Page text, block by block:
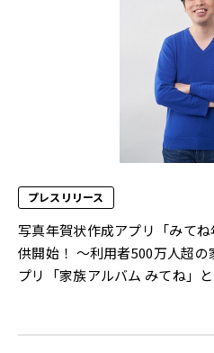
プレスリリース
写真年賀状作成アプリ「みて
供開始！ ～利用者500万人超
プリ「家族アルバム みてね」